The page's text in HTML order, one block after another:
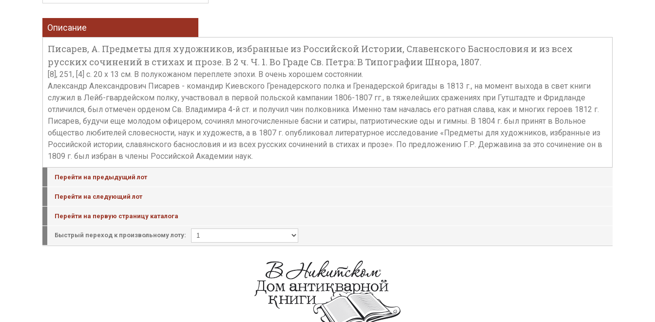
Описание
Писарев, А. Предметы для художников, избранные из Российской Истории, Славенского Баснословия и из всех
русских сочинений в стихах и прозе. В 2 ч. Ч. 1. Во Граде Св. Петра: В Типографии Шнора, 1807.
[8], 251, [4] с. 20 х 13 см. В полукожаном переплете эпохи. В очень хорошем состоянии.
Александр Александрович Писарев - командир Киевского Гренадерского полка и Гренадерской бригады в 1813 г., на момент выхода в свет книги
служил в Лейб-гвардейском полку, участвовал в первой польской кампании 1806-1807 гг., в тяжелейших сражениях при Гутштадте и Фридланде
отличился, был отмечен орденом Св. Владимира 4-й ст. и получил чин полковника. Именно там началась его ратная слава, как и многих героев 1812 г.
Писарев, будучи еще молодом офицером, сочинял многочисленные басни и сатиры, патриотические оды и гимны. В 1804 г. был принят в Вольное
общество любителей словесности, наук и художеств, а в 1807 г. опубликовал литературное исследование «Предметы для художников, избранные из
Российской истории, славянского баснословия и из всех русских сочинений в стихах и прозе». По предложению Г.Р. Державина за это сочинение он в
1809 г. был избран в члены Российской Академии наук.
Перейти на предыдущий лот
Перейти на следующий лот
Перейти на первую страницу каталога
Быстрый переход к произвольному лоту: